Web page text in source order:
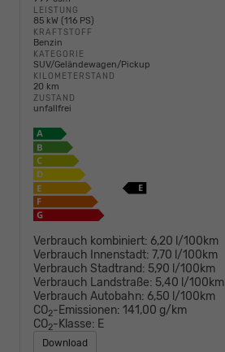
LEISTUNG
85 kW (116 PS)
KRAFTSTOFF
Benzin
KATEGORIE
SUV/Geländewagen/Pickup
KILOMETERSTAND
20 km
ZUSTAND
unfallfrei
Verbrauch kombiniert: 6,20 l/100km
Verbrauch Innenstadt: 7,70 l/100km
Verbrauch Stadtrand: 5,90 l/100km
Verbrauch Landstraße: 5,40 l/100km
Verbrauch Autobahn: 6,50 l/100km
CO2-Emissionen: 141,00 g/km
CO2-Klasse: E
Download